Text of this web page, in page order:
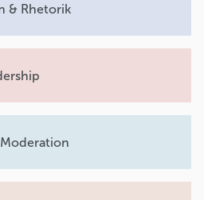
& Rhetorik